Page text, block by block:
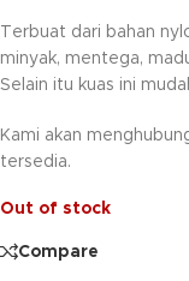
Terbuat dari bahan
minyak, mentega,
Selain itu kuas ini
Kami akan
tersedia.
Out of stock
Compare